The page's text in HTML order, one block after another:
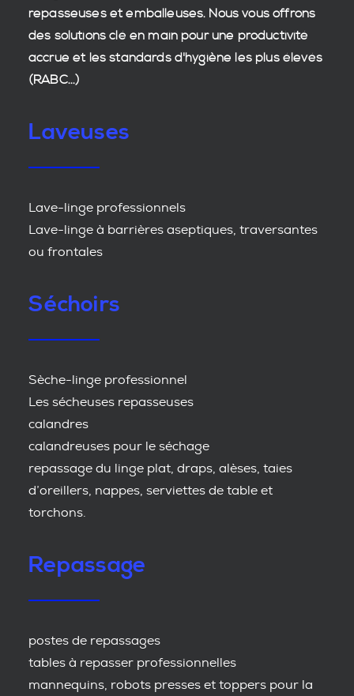
repasseuses et emballeuses. Nous vous offrons
des solutions clé en main pour une productivité
accrue et lesstandards d'hygiène les plus élevés
(RABC...)
Laveuses
Lave-linge professionnels
Lave-linge à barrières aseptiques, traversantes
ou frontales
Séchoirs
Sèche-linge professionnel
Les sécheuses repasseuses
calandres
calandreuses pour le séchage
repassage du linge plat, draps, alèses, taies
d’oreillers, nappes, serviettes de table et
torchons.
Repassage
postes de repassages
tables à repasser professionnelles
mannequins, robots presses et toppers pour la